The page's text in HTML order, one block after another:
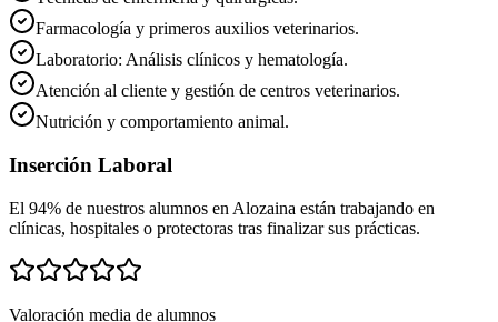
Farmacología y primeros auxilios veterinarios.
Laboratorio: Análisis clínicos y hematología.
Atención al cliente y gestión de centros veterinarios.
Nutrición y comportamiento animal.
Inserción Laboral
El 94% de nuestros alumnos en Alozaina están trabajando en
clínicas, hospitales o protectoras tras finalizar sus prácticas.
Valoración media de alumnos